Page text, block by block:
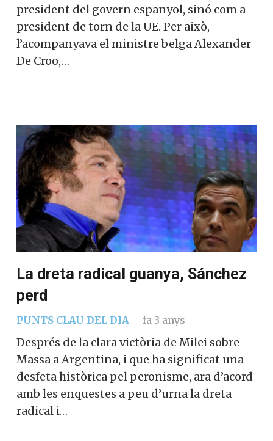
president del govern espanyol, sinó com a
president de torn de la UE. Per això,
l’acompanyava el ministre belga Alexander
De Croo,…
La dreta radical guanya, Sánchez
perd
PUNTS CLAU DEL DIA fa 3 anys
Després de la clara victòria de Milei sobre
Massa a Argentina, i que ha significat una
desfeta històrica pel peronisme, ara d’acord
amb les enquestes a peu d’urna la dreta
radical i…